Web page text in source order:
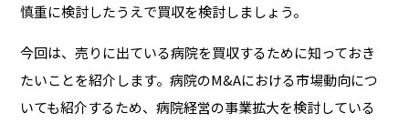
慎重に検討したうえで買収を検討しましょう。
今回は、売りに出ている病院を買収するために知っておき
たいことを紹介します。病院のM&Aにおける市場動向につ
いても紹介するため、病院経営の事業拡大を検討している